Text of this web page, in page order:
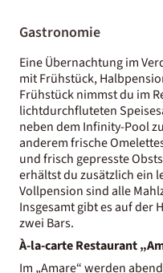
Gastronomie
Eine Übernachtung im
mit Frühstück,
Frühstück nimmst du im
lichtdurchfluteten
neben dem Infinity-Pool
anderem frische
und frisch gepresste
erhältst du zusätzlich ein
Vollpension sind alle
Insgesamt gibt es auf der
zwei Bars.
À-la-carte Restaurant
Im „Amare“ werden